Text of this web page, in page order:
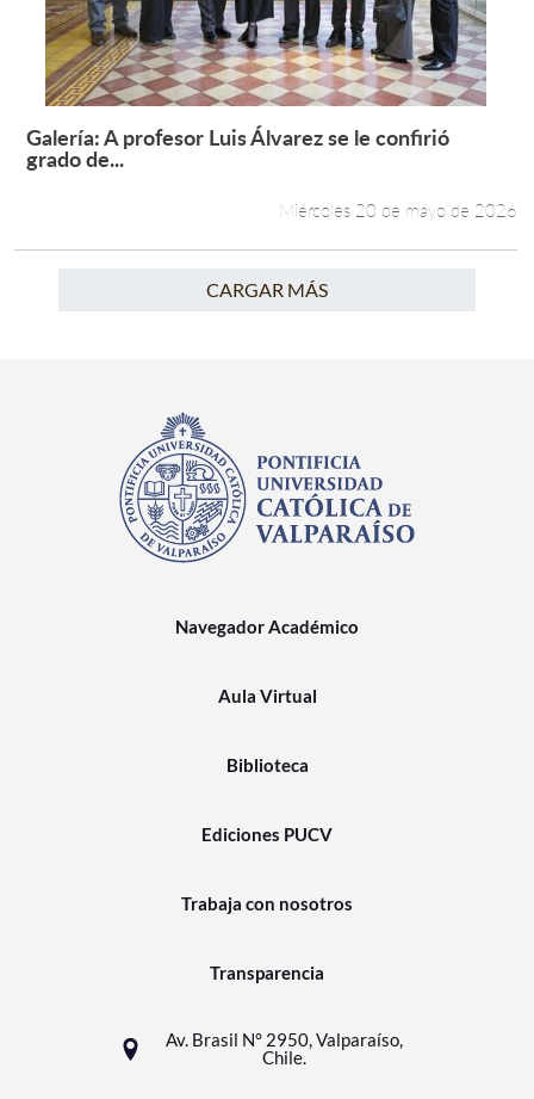
Leer más +
Galería: A profesor Luis Álvarez se le confirió
grado de...
Miércoles 20 de mayo de 2026
CARGAR MÁS
Navegador Académico
Aula Virtual
Biblioteca
Ediciones PUCV
Trabaja con nosotros
Transparencia
Av. Brasil N° 2950, Valparaíso,
Chile.